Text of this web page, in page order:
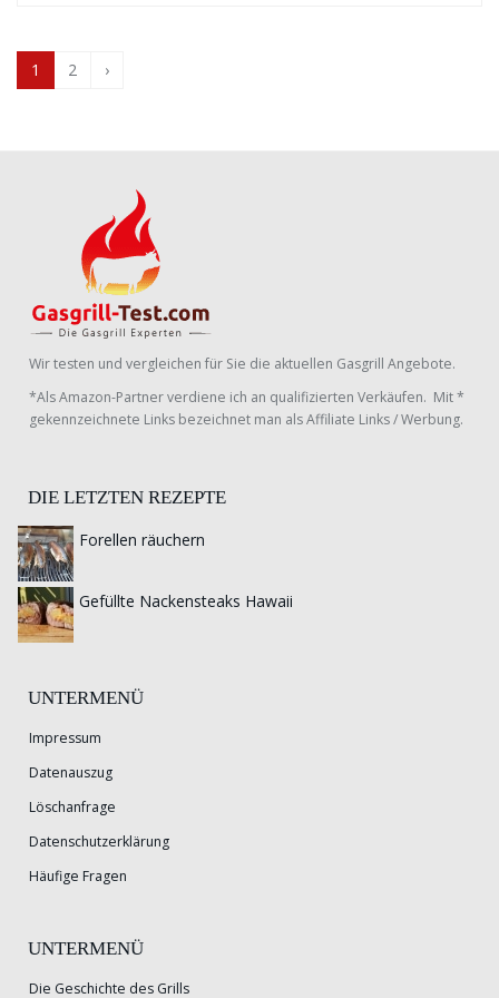
1 2 ›
Wir testen und vergleichen für Sie die aktuellen Gasgrill Angebote.
*Als Amazon-Partner verdiene ich an qualifizierten Verkäufen. Mit *
gekennzeichnete Links bezeichnet man als Affiliate Links / Werbung.
DIE LETZTEN REZEPTE
Forellen räuchern
Gefüllte Nackensteaks Hawaii
UNTERMENÜ
Impressum
Datenauszug
Löschanfrage
Datenschutzerklärung
Häufige Fragen
UNTERMENÜ
Die Geschichte des Grills